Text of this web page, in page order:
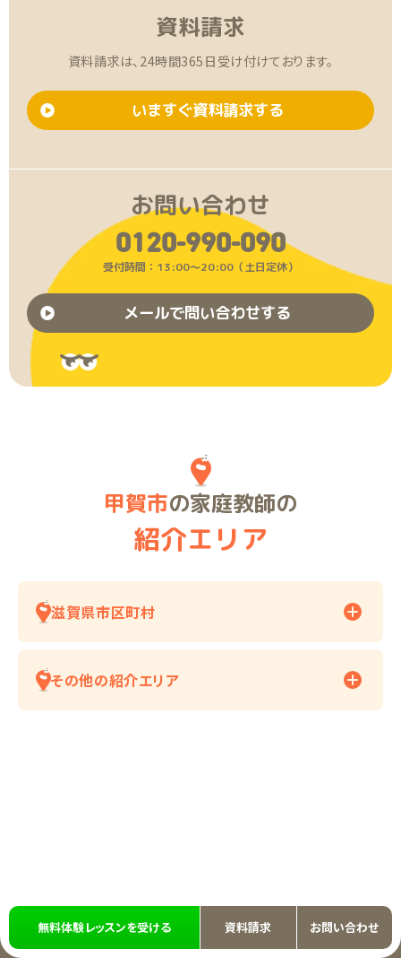
資料請求
資料請求は、24時間365日受け付けております。
いますぐ資料請求する
お問い合わせ
0120-990-090
受付時間：13:00〜20:00（土日定休）
メールで問い合わせする
甲賀市の家庭教師の
紹介エリア
滋賀県市区町村
その他の紹介エリア
無料体験レッスンを受ける 資料請求 お問い合わせ